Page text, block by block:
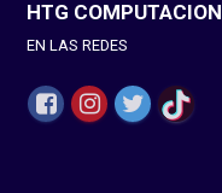
HTG COMPUTACION
EN LAS REDES